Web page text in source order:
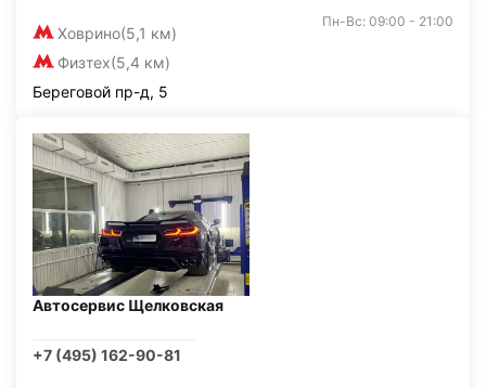
Ховрино(5,1 км)
Физтех(5,4 км)
Пн-Вс: 09:00 - 21:00
Береговой пр-д, 5
Автосервис Щелковская
+7 (495) 162-90-81